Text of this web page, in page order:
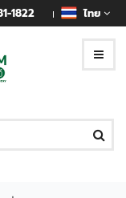
1822 ไทย